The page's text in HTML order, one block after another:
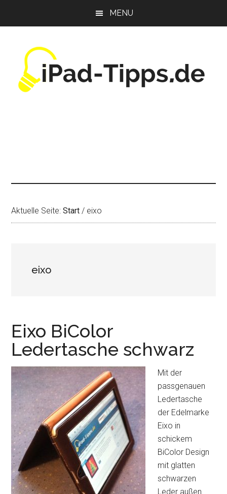
MENU
Aktuelle Seite:Start / eixo
eixo
Eixo BiColor
Ledertasche schwarz
Mit der
passgenauen
Ledertasche
der Edelmarke
Eixo in
schickem
BiColor Design
mit glatten
schwarzen
Leder außen